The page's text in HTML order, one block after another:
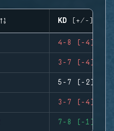
KD (+/-)
4-8 (-4)
3-7 (-4)
5-7 (-2)
3-7 (-4)
7-8 (-1)